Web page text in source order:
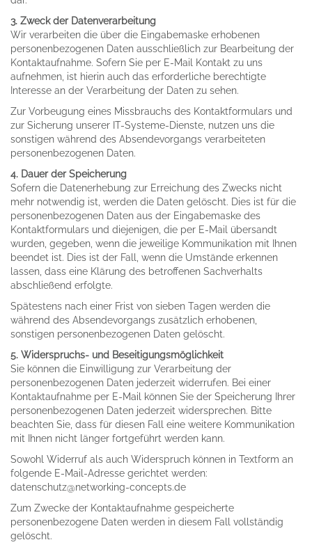
3. Zweck der Datenverarbeitung
Wir verarbeiten die über die Eingabemaske erhobenen
personenbezogenen Daten ausschließlich zur Bearbeitung der
Kontaktaufnahme. Sofern Sie per E-Mail Kontakt zu uns
aufnehmen, ist hierin auch das erforderliche berechtigte
Interesse an der Verarbeitung der Daten zu sehen.
Zur Vorbeugung eines Missbrauchs des Kontaktformulars und
zur Sicherung unserer IT-Systeme-Dienste, nutzen uns die
sonstigen während des Absendevorgangs verarbeiteten
personenbezogenen Daten.
4. Dauer der Speicherung
Sofern die Datenerhebung zur Erreichung des Zwecks nicht
mehr notwendig ist, werden die Daten gelöscht. Dies ist für die
personenbezogenen Daten aus der Eingabemaske des
Kontaktformulars und diejenigen, die per E-Mail übersandt
wurden, gegeben, wenn die jeweilige Kommunikation mit Ihnen
beendet ist. Dies ist der Fall, wenn die Umstände erkennen
lassen, dass eine Klärung des betroffenen Sachverhalts
abschließend erfolgte.
Spätestens nach einer Frist von sieben Tagen werden die
während des Absendevorgangs zusätzlich erhobenen,
sonstigen personenbezogenen Daten gelöscht.
5. Widerspruchs- und Beseitigungsmöglichkeit
Sie können die Einwilligung zur Verarbeitung der
personenbezogenen Daten jederzeit widerrufen. Bei einer
Kontaktaufnahme per E-Mail können Sie der Speicherung Ihrer
personenbezogenen Daten jederzeit widersprechen. Bitte
beachten Sie, dass für diesen Fall eine weitere Kommunikation
mit Ihnen nicht länger fortgeführt werden kann.
Sowohl Widerruf als auch Widerspruch können in Textform an
folgende E-Mail-Adresse gerichtet werden:
datenschutz@networking-concepts.de
Zum Zwecke der Kontaktaufnahme gespeicherte
personenbezogene Daten werden in diesem Fall vollständig
gelöscht.